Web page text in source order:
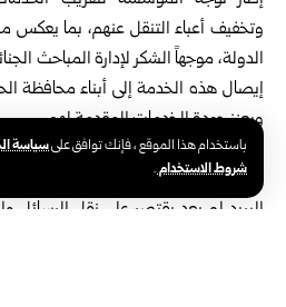
باستخدام هذا الموقع ، فإنك توافق علىسياسة
شروط الاستخدام.
وتخفيف أعباء التنقل عنهم، بما
الدولة، موجهاً الشكر لإدارة المباحث
إيصال هذه الخدمة إلى أبناء محافظة
ويعزز جودة الخدمات المقدمة لهم.
وأكد حمد أن المؤسسة السورية
البريد لتصبح مراكز متكاملة لتقديم
البريد لم يعد يقتصر على نقل